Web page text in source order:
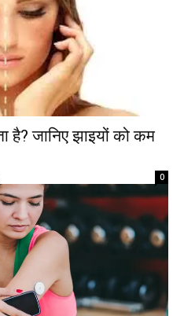
है? जानिए झाइयों को कम
0